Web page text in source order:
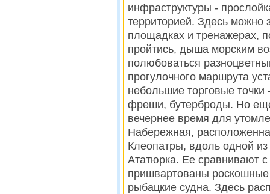
инфраструктуры -
территорией. Здесь можно
площадках и тренажерах,
пройтись, дыша морским
полюбоваться
прогулочного маршрута
небольшие торговые
фреши, бутерброды. Но
вечернее время для
Набережная,
Клеопатры, вдоль одной
Ататюрка. Ее сравнивают
пришвартованы
рыбацкие судна. Здесь